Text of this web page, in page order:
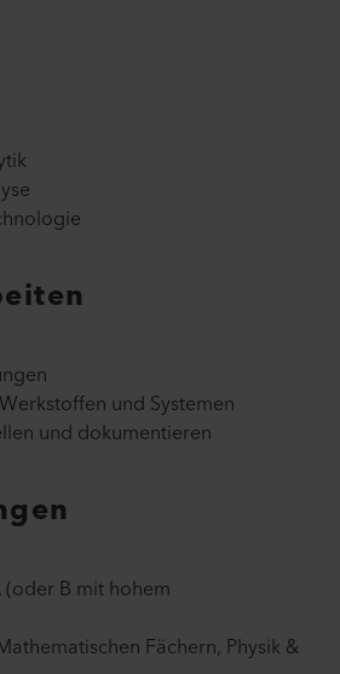
und Systemen
und dokumentieren
B mit hohem
Fächern, Physik &